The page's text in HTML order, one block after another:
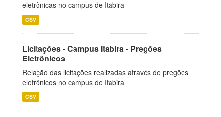
eletrônicas no campus de Itabira
CSV
Licitações - Campus Itabira - Pregões
Eletrônicos
Relação das licitações realizadas através de pregões
eletrônicos no campus de Itabira
CSV